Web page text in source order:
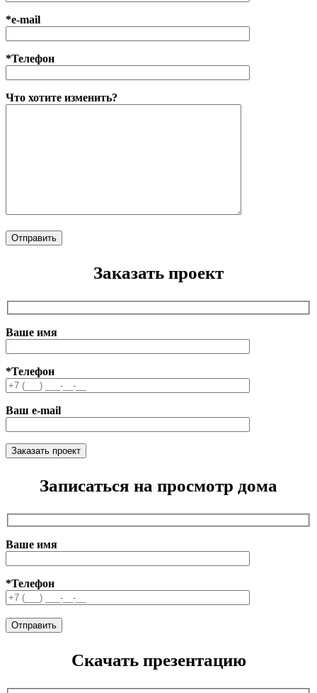
*e-mail
*Телефон
Что хотите изменить?
Заказать проект
Ваше имя
*Телефон
Ваш e-mail
Записаться на просмотр дома
Ваше имя
*Телефон
Скачать презентацию